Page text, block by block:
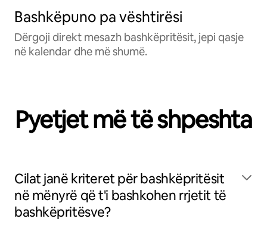
Bashkëpuno pa vështirësi
Dërgoji direkt mesazh bashkëpritësit, jepi qasje
në kalendar dhe më shumë.
Pyetjet më të shpeshta
Cilat janë kriteret për bashkëpritësit
në mënyrë që t'i bashkohen rrjetit të
bashkëpritësve?